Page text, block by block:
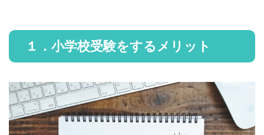
１．小学校受験をするメリット